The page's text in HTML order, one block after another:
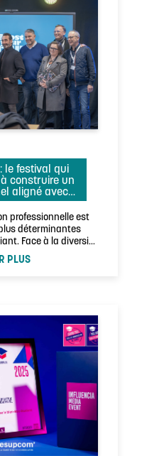
le festival qui
construire un
aligné avec
professionnelle est
déterminantes
Face à la diversité
PLUS